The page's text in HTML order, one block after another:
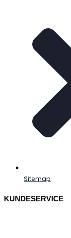
Sitemap
KUNDESERVICE